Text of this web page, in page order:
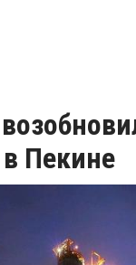
Пекине